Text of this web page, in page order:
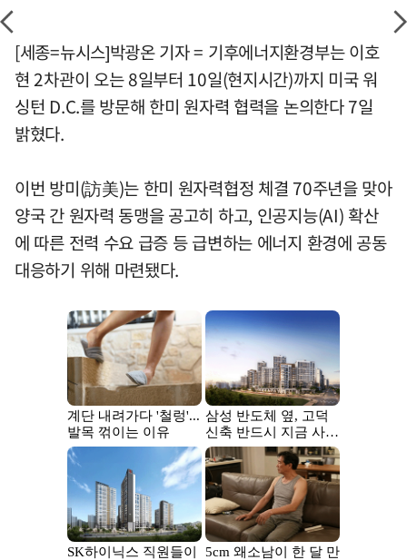
[세종=뉴시스]박광온 기자 = 기후에너지환경부는 이호
현 2차관이 오는 8일부터 10일(현지시간)까지 미국 워
싱턴 D.C.를 방문해 한미 원자력 협력을 논의한다 7일
밝혔다.
이번 방미(訪美)는 한미 원자력협정 체결 70주년을 맞아
양국 간 원자력 동맹을 공고히 하고, 인공지능(AI) 확산
에 따른 전력 수요 급증 등 급변하는 에너지 환경에 공동
대응하기 위해 마련됐다.